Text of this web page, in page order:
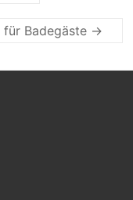
für Badegäste →